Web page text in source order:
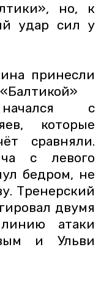
но, к
удар сил у
принесли
с
которые
сравняли.
с левого
бедром, не
Тренерский
двумя
атаки
и Ульви